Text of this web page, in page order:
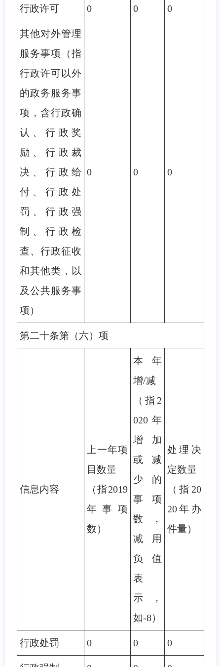
行政许可 0 0 0
其他对外管理
服务事项（指
行政许可以外
的政务服务事
项，含行政确
认、行政奖
励、行政裁
决、行政给
付、行政处
罚、行政强
制、行政检
查、行政征收
和其他类，以
及公共服务事
项）
0 0 0
第二十条第（六）项
信息内容
上一年项
目数量
（指2019
年事项
数）
本年
增/减
（指2
020年
增加
或减
少的
事项
数，
减用
负值
表
示，
如-8）
处理决
定数量
（指20
20年办
件量）
行政处罚 0 0 0